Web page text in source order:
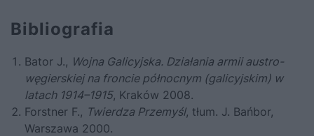
Bibliografia
Bator J., Wojna Galicyjska. Działania armii austro-
węgierskiej na froncie północnym (galicyjskim) w
latach 1914–1915, Kraków 2008.
Forstner F., Twierdza Przemyśl, tłum. J. Bańbor,
Warszawa 2000.